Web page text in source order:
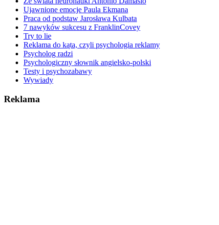
Ujawnione emocje Paula Ekmana
Praca od podstaw Jarosława Kulbata
7 nawyków sukcesu z FranklinCovey
Try to lie
Reklama do kąta, czyli psychologia reklamy
Psycholog radzi
Psychologiczny słownik angielsko-polski
Testy i psychozabawy
Wywiady
Reklama